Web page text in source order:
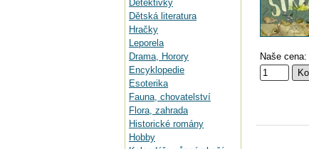
Detektivky
Dětská literatura
Hračky
Leporela
Drama, Horory
Encyklopedie
Esoterika
Fauna, chovatelství
Flora, zahrada
Historické romány
Hobby
Naše cena: